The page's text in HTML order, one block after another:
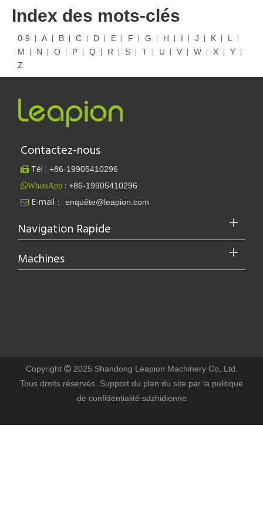
Index des mots-clés
0-9 A B C D E F G H I J K
L
M
N O P Q R S T U V W X
Y
Z
Contactez-nous
 Tél : +86-19905410296
WhatsApp : +86-19905410296
 E-mail： enquête@leapion.com
Navigation Rapide
Machines
Copyright 2025 Shandong Leapion Machinery Co,.Ltd.
Tous droits réservés. Support du plan du site par la politique
de confidentialité sdzhidienne